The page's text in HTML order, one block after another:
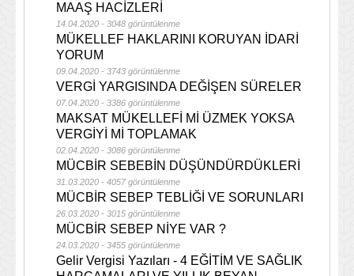
MAAŞ HACİZLERİ
14.04.2020 - 3048 görüntülenme
MÜKELLEF HAKLARINI KORUYAN İDARİ
YORUM
09.04.2020 - 3743 görüntülenme
VERGİ YARGISINDA DEĞİŞEN SÜRELER
07.04.2020 - 3386 görüntülenme
MAKSAT MÜKELLEFİ Mİ ÜZMEK YOKSA
VERGİYİ Mİ TOPLAMAK
02.04.2020 - 3086 görüntülenme
MÜCBİR SEBEBİN DÜŞÜNDÜRDÜKLERİ
31.03.2020 - 4057 görüntülenme
MÜCBİR SEBEP TEBLİĞİ VE SORUNLARI
26.03.2020 - 3015 görüntülenme
MÜCBİR SEBEP NİYE VAR ?
24.03.2020 - 3455 görüntülenme
Gelir Vergisi Yazıları - 4 EĞİTİM VE SAĞLIK